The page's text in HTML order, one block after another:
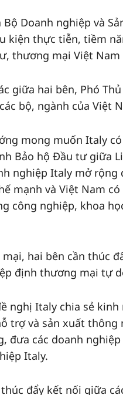
Doanh nghiệp và
kiện thực tiễn, tiềm
thương mại Việt
giữa hai bên, Phó
bộ, ngành của Việt
mong muốn Italy
Bảo hộ Đầu tư giữa
nghiệp Italy mở
mạnh và Việt Nam
công nghiệp, khoa
hai bên cần thúc
định thương mại tự do
nghị Italy chia sẻ
trợ và sản xuất
đưa các doanh
Italy.
đẩy kết nối giữa